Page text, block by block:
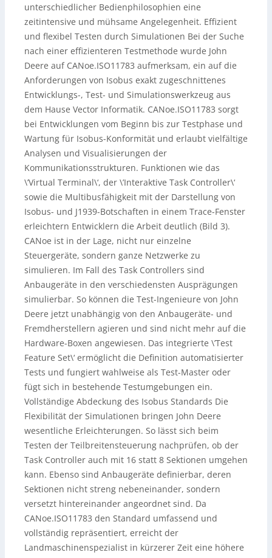
unterschiedlicher Bedienphilosophien eine
zeitintensive und mühsame Angelegenheit. Effizient
und flexibel Testen durch Simulationen Bei der Suche
nach einer effizienteren Testmethode wurde John
Deere auf CANoe.ISO11783 aufmerksam, ein auf die
Anforderungen von Isobus exakt zugeschnittenes
Entwicklungs-, Test- und Simulationswerkzeug aus
dem Hause Vector Informatik. CANoe.ISO11783 sorgt
bei Entwicklungen vom Beginn bis zur Testphase und
Wartung für Isobus-Konformität und erlaubt vielfältige
Analysen und Visualisierungen der
Kommunikationsstrukturen. Funktionen wie das
\’Virtual Terminal\‘, der \’Interaktive Task Controller\‘
sowie die Multibusfähigkeit mit der Darstellung von
Isobus- und J1939-Botschaften in einem Trace-Fenster
erleichtern Entwicklern die Arbeit deutlich (Bild 3).
CANoe ist in der Lage, nicht nur einzelne
Steuergeräte, sondern ganze Netzwerke zu
simulieren. Im Fall des Task Controllers sind
Anbaugeräte in den verschiedensten Ausprägungen
simulierbar. So können die Test-Ingenieure von John
Deere jetzt unabhängig von den Anbaugeräte- und
Fremdherstellern agieren und sind nicht mehr auf die
Hardware-Boxen angewiesen. Das integrierte \’Test
Feature Set\‘ ermöglicht die Definition automatisierter
Tests und fungiert wahlweise als Test-Master oder
fügt sich in bestehende Testumgebungen ein.
Vollständige Abdeckung des Isobus Standards Die
Flexibilität der Simulationen bringen John Deere
wesentliche Erleichterungen. So lässt sich beim
Testen der Teilbreitensteuerung nachprüfen, ob der
Task Controller auch mit 16 statt 8 Sektionen umgehen
kann. Ebenso sind Anbaugeräte definierbar, deren
Sektionen nicht streng nebeneinander, sondern
versetzt hintereinander angeordnet sind. Da
CANoe.ISO11783 den Standard umfassend und
vollständig repräsentiert, erreicht der
Landmaschinenspezialist in kürzerer Zeit eine höhere